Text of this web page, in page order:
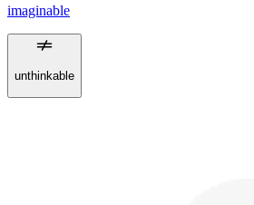
imaginable
unthinkable